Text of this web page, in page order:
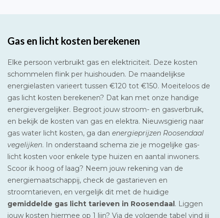
Gas en licht kosten berekenen
Elke persoon verbruikt gas en elektriciteit. Deze kosten
schommelen flink per huishouden. De maandelijkse
energielasten varieert tussen €120 tot €150. Moeiteloos de
gas licht kosten berekenen? Dat kan met onze handige
energievergelijker. Begroot jouw stroom- en gasverbruik,
en bekijk de kosten van gas en elektra. Nieuwsgierig naar
gas water licht kosten, ga dan energieprijzen Roosendaal
vegelijken. In onderstaand schema zie je mogelijke gas-
licht kosten voor enkele type huizen en aantal inwoners.
Scoor ik hoog of laag? Neem jouw rekening van de
energiemaatschappij, check de gastarieven en
stroomtarieven, en vergelijk dit met de huidige
gemiddelde gas licht tarieven in Roosendaal. Liggen
jouw kosten hiermee op 1 lijn? Via de volgende tabel vind jij